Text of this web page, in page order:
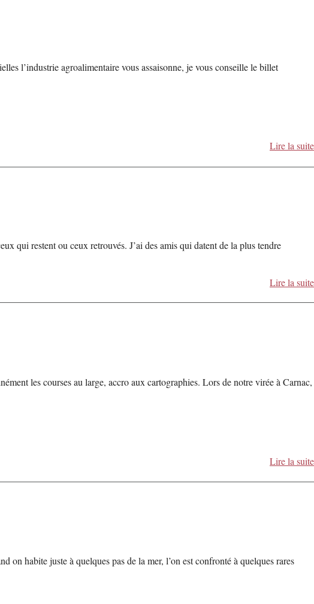
l’industrie agroalimentaire vous assaisonne, je vous conseille le billet
Lire la suite
qui restent ou ceux retrouvés. J’ai des amis qui datent de la plus tendre
Lire la suite
les courses au large, accro aux cartographies. Lors de notre virée à Carnac,
Lire la suite
habite juste à quelques pas de la mer, l’on est confronté à quelques rares